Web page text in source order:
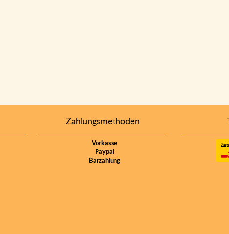
Zahlungsmethoden
Vorkasse
Paypal
Barzahlung